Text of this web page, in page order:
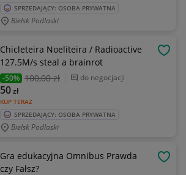
SPRZEDAJĄCY: OSOBA PRYWATNA
Bielsk Podlaski
Chicleteira Noeliteira / Radioactive
127.5M/s steal a brainrot
-50% 100,00 zł do negocjacji
KUP TERAZ
50zł
SPRZEDAJĄCY: OSOBA PRYWATNA
Bielsk Podlaski
Gra edukacyjna Omnibus Prawda
czy Fałsz?